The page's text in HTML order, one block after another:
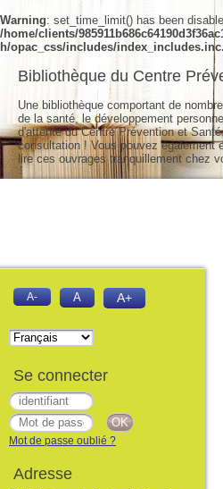
Warning: set_time_limit() has been
/home/clients/
h/opac_css/includes/
Bibliothèque du Centre
Une bibliothèque comportant de
de la santé, le développement
d'attente du Centre Prévention et
consultation ! Vous pouvez également
lire ces ouvrages tranquillement chez
A- A A+
Se connecter
Mot de passe oublié ?
Adresse